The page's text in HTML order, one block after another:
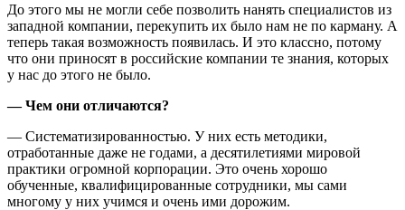
До этого мы не могли себе позволить нанять специалистов из
западной компании, перекупить их было нам не по карману. А
теперь такая возможность появилась. И это классно, потому
что они приносят в российские компании те знания, которых
у нас до этого не было.
— Чем они отличаются?
— Систематизированностью. У них есть методики,
отработанные даже не годами, а десятилетиями мировой
практики огромной корпорации. Это очень хорошо
обученные, квалифицированные сотрудники, мы сами
многому у них учимся и очень ими дорожим.